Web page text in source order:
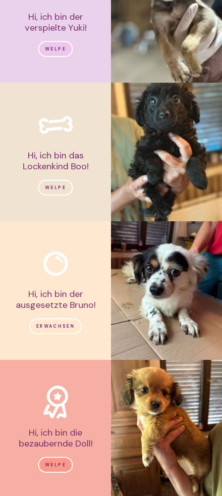
Hi, ich bin der
verspielte Yuki!
WELPE
Hi, ich bin das
Lockenkind Boo!
WELPE
Hi, ich bin der
ausgesetzte Bruno!
ERWACHSEN
Hi, ich bin die
bezaubernde Doll!
WELPE